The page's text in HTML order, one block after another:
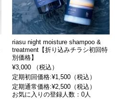
riasu night moisture shampoo &
treatment【折り込みチラシ初回特
別価格】
¥3,000 （税込）
定期初回価格:¥1,500（税込）
定期通常価格:¥2,500（税込）
お気に入りの登録人数：0人